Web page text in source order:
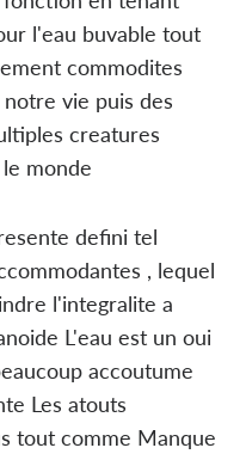
l'eau buvable tout
commodites
vie puis des
creatures
monde
defini tel
, lequel
l'integralite a
L'eau est un oui
accoutume
Les atouts
tout comme Manque